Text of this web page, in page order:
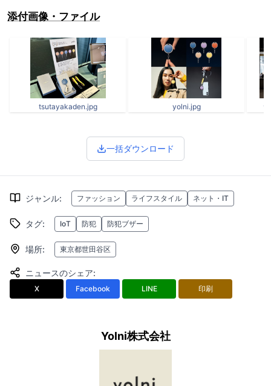
添付画像・ファイル
tsutayakaden.jpg yolni.jpg ★
一括ダウンロード
ジャンル: ファッション ライフスタイル ネット・IT
タグ: IoT 防犯 防犯ブザー
場所: 東京都世田谷区
ニュースのシェア:
X Facebook LINE 印刷
Yolni株式会社